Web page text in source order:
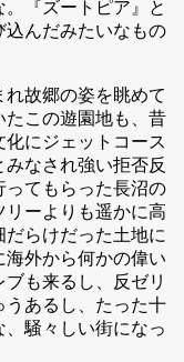
『ズートピア』と
込んだみたいなもの
故郷の姿を眺めて
たこの遊園地も、昔
にジェットコース
なされ強い拒否反
ってもらった長沼の
ーよりも遥かに高
らけだった土地に
外から何かの偉い
も来るし、反ゼリ
うあるし、たった十
騒々しい街になっ